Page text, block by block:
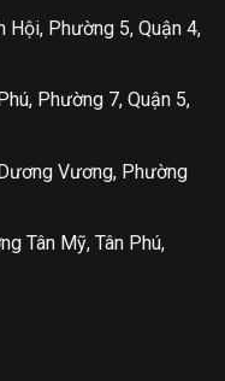
Hội, Phường 5, Quận 4,
Phường 7, Quận 5,
Vương, Phường
Tân Mỹ, Tân Phú,